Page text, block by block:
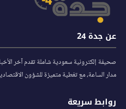
عن جدة 24
صحيفة إلكترونية سعودية شاملة تقدم آخر
مدار الساعة، مع تغطية متميزة للشؤون
روابط سريعة